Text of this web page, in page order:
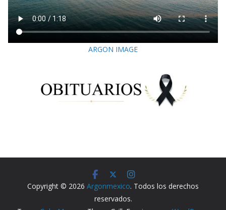
ARGON IMAGE
Copyright © 2026 Argonmexico. Todos los derechos
reservados.